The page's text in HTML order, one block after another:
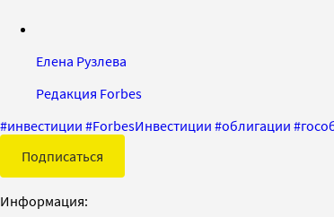
Елена Рузлева
Редакция Forbes
#инвестиции #ForbesИнвестиции #облигации #
Подписаться
Информация: